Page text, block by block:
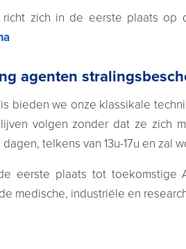
zich in de eerste plaats op
agenten
bieden we onze klassikale
volgen zonder dat ze zich
telkens van 13u-17u en
eerste plaats tot toekomstige
medische, industriële en